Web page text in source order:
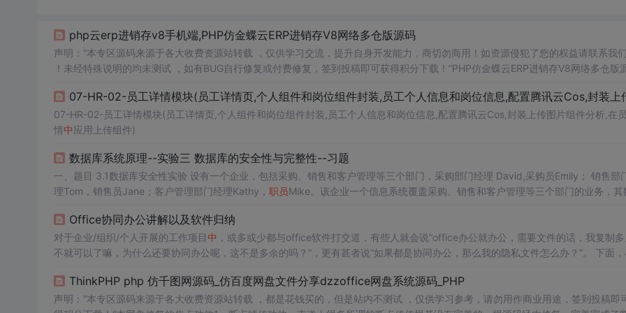
php云erp进销存v8手机端,PHP仿金蝶云ERP进销存V8网络多仓版源码
声明：“本专区源码来源于各大收费资源站转载 ，仅供学习交流，提升自身开发能力，商切勿商用！如资源侵犯了您的权益请联系我
！未经特殊说明的均未测试 ，如有BUG自行修复或付费修复，签到投稿即可获得积分下载！”PHP仿金蝶云ERP进销存V8网络多仓版
特色1、扫描枪...
07-HR-02-员工详情模块(员工详情页,个人组件和岗位组件封装,员工个人信息和岗位信息,配置腾讯云Cos,封装上传图片组件分析,在
情中应用上传组件)
数据库系统原理--实验三 数据库的安全性与完整性--习题
一、题目 3.1数据库安全性实验 设有一个企业，包括采购、销售和客户管理等三个部门，采购部门经理 David,采购员Emily； 销售部
理Tom，销售员Jane；客户管理部门经理Kathy， 职员Mike。该企业一个信息系统覆盖采购、销售和客户管理等三个部门的业务，其
Office协同办公讲解以及软件归纳
对于企业/组织/个人开展的工作项目 中 ，或多或少都与office软件打交道，有些人就会说“office办公就办公，需要文件的话，我复制
不就可以了嘛，为什么还要协同办公呢，这不是多余的吗？”，更有甚者说“如果都是协同办公，那么我的隐私文件怎么办？”。 下面，小编
做文书工作，靠投影仪/黑板演示教学和开会，靠账簿进行资产记账。当Microsoft公司推出office和金山公司推..
ThinkPHP php 仿千图网源码_仿百度网盘文件分享dzzoffice网盘系统源码_PHP
声明：“本专区源码来源于各大收费资源站转载 ，都是花钱买的，但是站内不测试 ，仅供学习参考，请勿用作商业用途，签到投稿即